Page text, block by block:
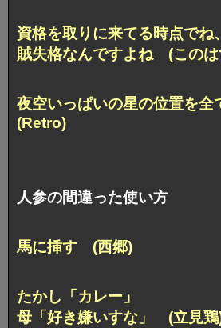
資格を取りに来てる時点でね、
賊失格なんですよね (このは
夜空いっぱいの星の位置を
(Retro)
人参の間違った使い方
馬に挿す (西郷)
たかし「カレー」
母「好き嫌いすな」 (立見鶏